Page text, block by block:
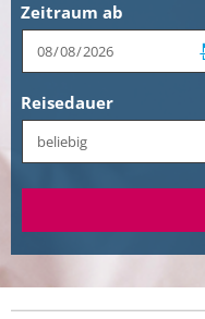
Zeitraum ab
Reisedauer